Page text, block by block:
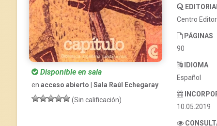
Disponible en sala
en acceso abierto | Sala Raúl Echegaray
(Sin calificación)
Centro
PÁGINAS
90
IDIOMA
Español
10.05.2019